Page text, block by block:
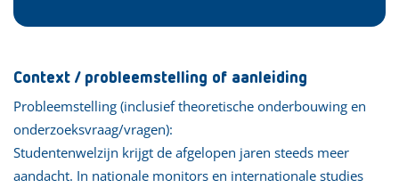
Context / probleemstelling of aanleiding
Probleemstelling (inclusief theoretische onderbouwing en
onderzoeksvraag/vragen):
Studentenwelzijn krijgt de afgelopen jaren steeds meer
aandacht. In nationale monitors en internationale studies